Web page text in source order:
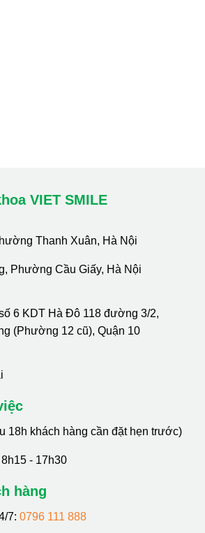
VIET SMILE
Thanh Xuân, Hà Nội
Phường Cầu Giấy, Hà Nội
6 KDT Hà Đô 118 đường 3/2,
(Phường 12 cũ), Quận 10
18h khách hàng cần đặt hẹn trước)
- 17h30
hàng
7: 0796 111 888